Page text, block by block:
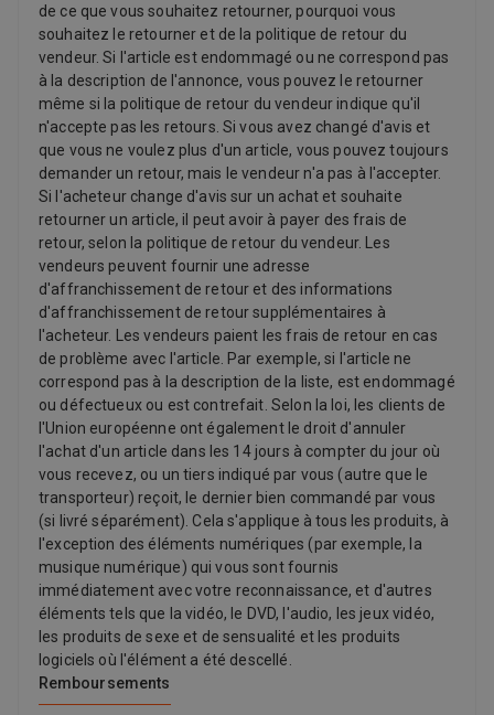
Autonomie pour la navigation web sans fil mesurée à travers la
consultation de 25 sites web populaires avec une connexion Wi-
Fi. Autonomie pour le streaming vidéo mesurée à travers la
consultation de contenus 1080p dans Safari avec une connexion
Wi-Fi. La luminosité de l'écran était réglée sur 8 clics à partir du
niveau le plus bas et le rétroéclairage du clavier était désactivé.
L'autonomie varie en fonction de la configuration et de
l'utilisation. Voir apple.com/fr/batteries pour plus
d'informations. 2 Tests réalisés par Apple en janvier et février
2026. Voir apple.com/fr/macbook-pro pour plus d'informations.
3 Apple Intelligence est disponible en version bêta. La
disponibilité des fonctionnalités peut varier en fonction des
régions et des langues. Pour connaître la disponibilité des
fonctionnalités et des langues et la configuration requise,
consultez la page support.apple.com/fr-fr/121115 . 4 Les appels
FaceTime nécessitent un appareil compatible FaceTime pour la
personne appelant et la personne appelée ainsi qu'une
connexion Wi-Fi. 5 La taille de l'écran se mesure en diagonale.
L'écran du MacBook Pro 14 pouces présente des angles arrondis
au sommet. Si l'on mesure cet écran comme un rectangle, la
diagonale fait 14,2 pouces (la zone d'affichage réelle est
moindre). 6 À des températures inférieures à 25 °C. 7 Wi-Fi 7
disponible dans les pays et les régions le prenant en charge. 8
CHARGE RAPIDE : Tests réalisés par Apple en janvier et février
2026 sur des prototypes de MacBook Pro 16 pouces équipés de
la puce Apple M5 Max avec CPU 18 cours, GPU 32 cours, 36 Go
de mémoire unifiée et un SSD de 2 To ; sur des prototypes de
MacBook Pro 16 pouces équipés de la puce Apple M5 Pro avec
CPU 18 cours, GPU 20 cours, 48 Go de mémoire unifiée et un
SSD de 1 To ; sur des prototypes de MacBook Pro 14 pouces
de ce que vous souhaitez retourner, pourquoi vous
souhaitez le retourner et de la politique de retour du
vendeur. Si l'article est endommagé ou ne correspond pas
à la description de l'annonce, vous pouvez le retourner
même si la politique de retour du vendeur indique qu'il
n'accepte pas les retours. Si vous avez changé d'avis et
que vous ne voulez plus d'un article, vous pouvez toujours
demander un retour, mais le vendeur n'a pas à l'accepter.
Si l'acheteur change d'avis sur un achat et souhaite
retourner un article, il peut avoir à payer des frais de
retour, selon la politique de retour du vendeur. Les
vendeurs peuvent fournir une adresse
d'affranchissement de retour et des informations
d'affranchissement de retour supplémentaires à
l'acheteur. Les vendeurs paient les frais de retour en cas
de problème avec l'article. Par exemple, si l'article ne
correspond pas à la description de la liste, est endommagé
ou défectueux ou est contrefait. Selon la loi, les clients de
l'Union européenne ont également le droit d'annuler
l'achat d'un article dans les 14 jours à compter du jour où
vous recevez, ou un tiers indiqué par vous (autre que le
transporteur) reçoit, le dernier bien commandé par vous
(si livré séparément). Cela s'applique à tous les produits, à
l'exception des éléments numériques (par exemple, la
musique numérique) qui vous sont fournis
immédiatement avec votre reconnaissance, et d'autres
éléments tels que la vidéo, le DVD, l'audio, les jeux vidéo,
les produits de sexe et de sensualité et les produits
logiciels où l'élément a été descellé.
Remboursements